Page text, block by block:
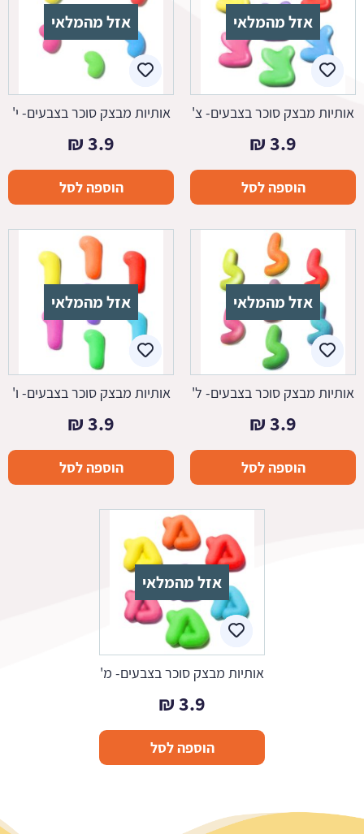
אזל מהמלאי
אותיות מבצק סוכר בצבעים- צ'
3.9
₪
הוספה לסל
אזל מהמלאי
אותיות מבצק סוכר בצבעים- י'
3.9
₪
הוספה לסל
אזל מהמלאי
אותיות מבצק סוכר בצבעים- ל'
3.9
₪
הוספה לסל
אזל מהמלאי
אותיות מבצק סוכר בצבעים- ו'
3.9
₪
הוספה לסל
אזל מהמלאי
אותיות מבצק סוכר בצבעים- מ'
3.9
₪
הוספה לסל